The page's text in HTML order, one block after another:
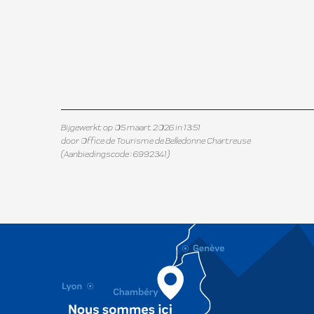
Bijgewerkt op 05 maart 2026 in 13:51
door Office de Tourisme de Belledonne Chartreuse
(Aanbiedingscode :6992341)